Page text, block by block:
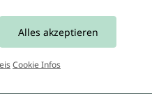
Alles akzeptieren
Cookie Infos